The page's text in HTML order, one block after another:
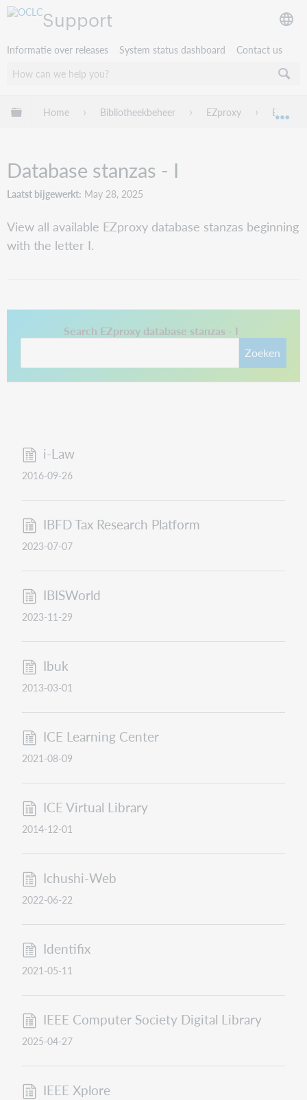
Support
Informatie over releases System status dashboard Contact us
Mondiale hiërarchie uitvouwen / samenvouwen
Home Bibliotheekbeheer EZproxy
Database stanzas - I
Laatst bijgewerkt May 28, 2025
View all available EZproxy database stanzas beginning
with the letter I.
Search EZproxy database stanzas - I
Zoeken
This link opens in a new tab.
i-Law
2016-09-26
IBFD Tax Research Platform
2023-07-07
IBISWorld
2023-11-29
Ibuk
2013-03-01
ICE Learning Center
2021-08-09
ICE Virtual Library
2014-12-01
Ichushi-Web
2022-06-22
Identifix
2021-05-11
IEEE Computer Society Digital Library
2025-04-27
IEEE Xplore